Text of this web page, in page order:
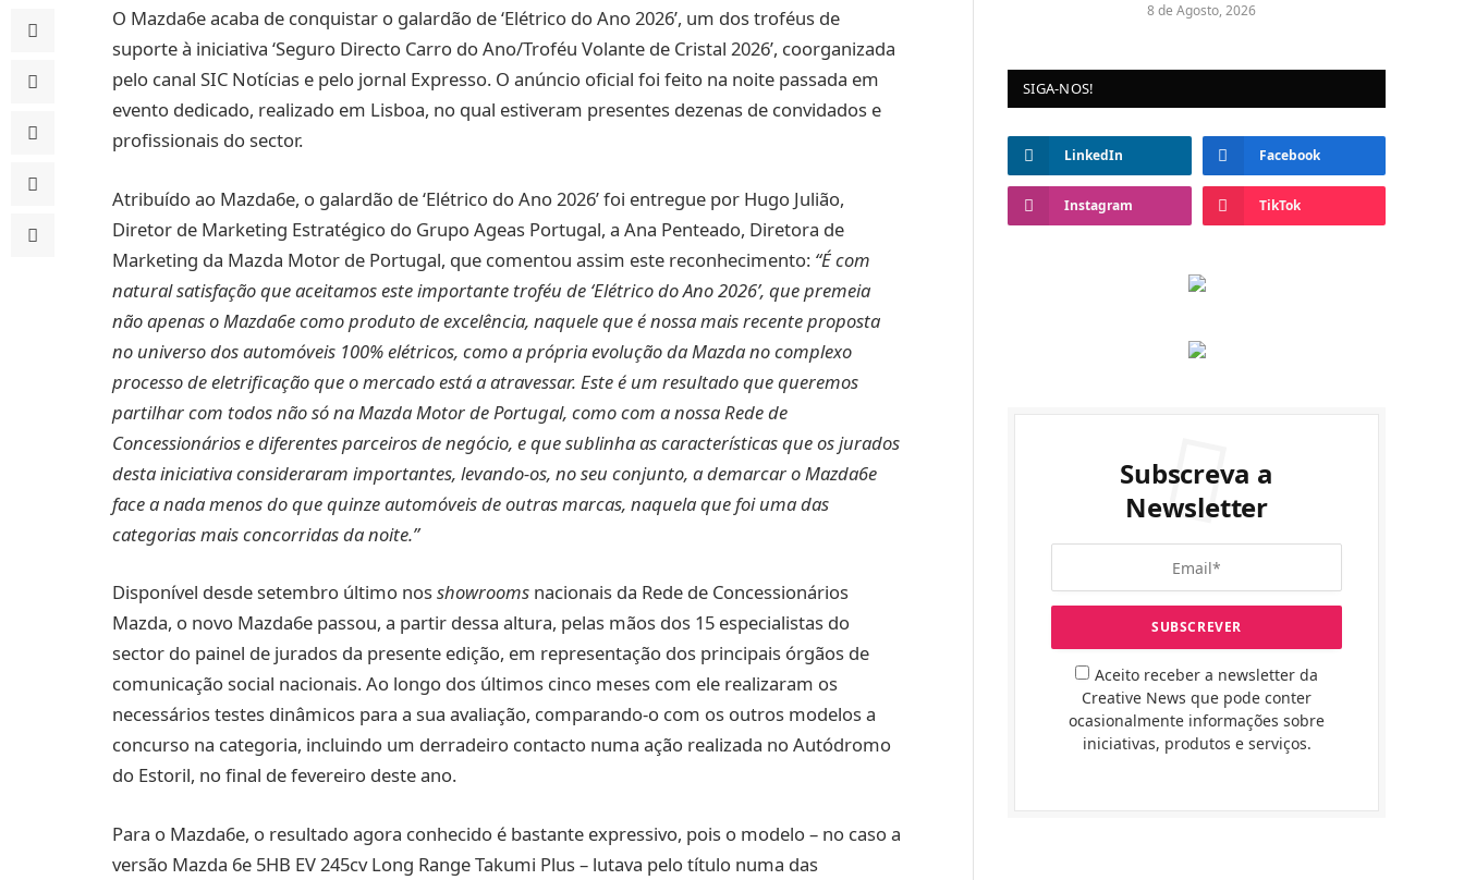
O Mazda6e acaba de conquistar o galardão de ‘Elétrico do Ano 2026’, um dos troféus de
suporte à iniciativa ‘Seguro Directo Carro do Ano/Troféu Volante de Cristal 2026’, coorganizada
pelo canal SIC Notícias e pelo jornal Expresso. O anúncio oficial foi feito na noite passada em
evento dedicado, realizado em Lisboa, no qual estiveram presentes dezenas de convidados e
profissionais do sector.
Atribuído ao Mazda6e, o galardão de ‘Elétrico do Ano 2026’ foi entregue por Hugo Julião,
Diretor de Marketing Estratégico do Grupo Ageas Portugal, a Ana Penteado, Diretora de
Marketing da Mazda Motor de Portugal, que comentou assim este reconhecimento: “É com
natural satisfação que aceitamos este importante troféu de ‘Elétrico do Ano 2026’, que premeia
não apenas o Mazda6e como produto de excelência, naquele que é nossa mais recente proposta
no universo dos automóveis 100% elétricos, como a própria evolução da Mazda no complexo
processo de eletrificação que o mercado está a atravessar. Este é um resultado que queremos
partilhar com todos não só na Mazda Motor de Portugal, como com a nossa Rede de
Concessionários e diferentes parceiros de negócio, e que sublinha as características que os jurados
desta iniciativa consideraram importantes, levando-os, no seu conjunto, a demarcar o Mazda6e
face a nada menos do que quinze automóveis de outras marcas, naquela que foi uma das
categorias mais concorridas da noite.”
Disponível desde setembro último nosshowrooms nacionais da Rede de Concessionários
Mazda, o novo Mazda6e passou, a partir dessa altura, pelas mãos dos 15 especialistas do
sector do painel de jurados da presente edição, em representação dos principais órgãos de
comunicação social nacionais. Ao longo dos últimos cinco meses com ele realizaram os
necessários testes dinâmicos para a sua avaliação, comparando-o com os outros modelos a
concurso na categoria, incluindo um derradeiro contacto numa ação realizada no Autódromo
do Estoril, no final de fevereiro deste ano.
Para o Mazda6e, o resultado agora conhecido é bastante expressivo, pois o modelo – no caso a
versão Mazda 6e 5HB EV 245cv Long Range Takumi Plus – lutava pelo título numa das
8 de Agosto, 2026
SIGA-NOS!
LinkedIn Facebook
Instagram TikTok
Subscreva a
Newsletter
Aceito receber a newsletter da
Creative News que pode conter
ocasionalmente informações sobre
iniciativas, produtos e serviços.